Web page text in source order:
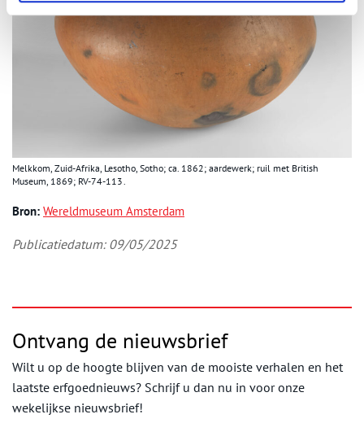
Melkkom, Zuid-Afrika, Lesotho, Sotho; ca. 1862; aardewerk; ruil met British
Museum, 1869; RV-74-113 .
Bron: Wereldmuseum Amsterdam
Publicatiedatum: 09/05/2025
Ontvang de nieuwsbrief
Wilt u op de hoogte blijven van de mooiste verhalen en het
laatste erfgoednieuws? Schrijf u dan nu in voor onze
wekelijkse nieuwsbrief!